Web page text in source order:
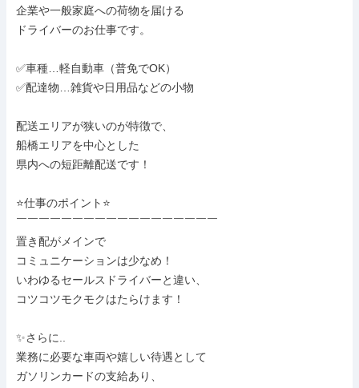
企業や一般家庭への荷物を届ける
ドライバーのお仕事です。
✅車種…軽自動車（普免でOK）
✅配達物…雑貨や日用品などの小物
配送エリアが狭いのが特徴で、
船橋エリアを中心とした
県内への短距離配送です！
⭐仕事のポイント⭐
￣￣￣￣￣￣￣￣￣￣￣￣￣￣￣￣￣￣
置き配がメインで
コミュニケーションは少なめ！
いわゆるセールスドライバーと違い、
コツコツモクモクはたらけます！
✨さらに..
業務に必要な車両や嬉しい待遇として
ガソリンカードの支給あり、